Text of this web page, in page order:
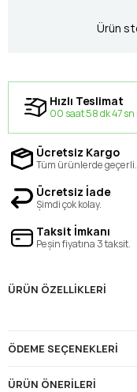
Ürün
Hızlı Teslimat
00 saat 58 dk 46
Ücretsiz Kargo
Tüm ürünlerde geçerli.
Ücretsiz İade
Şimdi çok kolay.
Taksit İmkanı
Peşin fiyatına 3 taksit.
ÜRÜN ÖZELLIKLERI
ÖDEME SEÇENEKLERI
ÜRÜN ÖNERILERI